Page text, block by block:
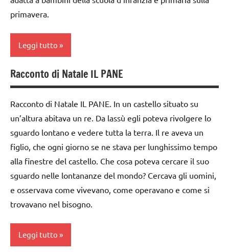
LAVORETTI
raccolte
a tema
STAGIONI
TUTORIAL
TUTTI GLI
ARGOMENTI
PER ETA'
ARTICOLI
cucinare
3 ai
dai
anni
FESTE
GUIDA
DIDATTICA
Halloween
STAGIONI
primavera.
Leggi tutto
dai
3 ai
6
anni
dai
6
anni
Festa
degli
DELL'ANNO
Racconto di Natale IL PANE
Racconto di Natale IL PANE. In un castello situato su
un’altura abitava un re. Da lassù egli poteva rivolgere lo
sguardo lontano e vedere tutta la terra. Il re aveva un
figlio, che ogni giorno se ne stava per lunghissimo tempo
alla finestre del castello. Che cosa poteva cercare il suo
sguardo nelle lontananze del mondo? Cercava gli uomini,
e osservava come vivevano, come operavano e come si
trovavano nel bisogno.
Leggi tutto